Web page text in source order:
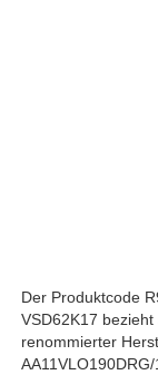
Parker
Der Produktcode
VSD62K17
renommierter